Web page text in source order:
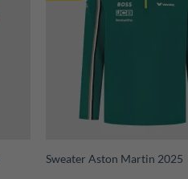
Sweater Aston Martin 2025